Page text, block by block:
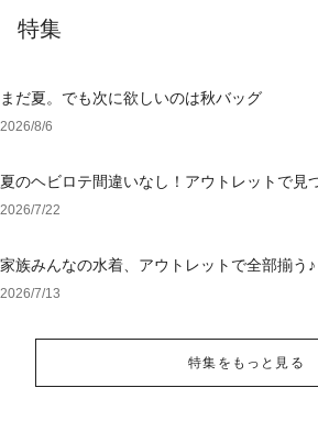
特集
まだ夏。でも次に欲しいのは秋バッグ
2026/8/6
夏のヘビロテ間違いなし！アウトレットで見
ション
2026/7/22
家族みんなの水着、アウトレットで全部揃う
2026/7/13
特集をもっと見る